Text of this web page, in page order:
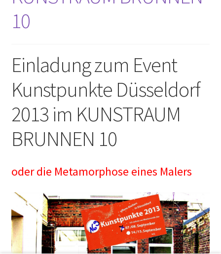
10
Einladung zum Event
Kunstpunkte Düsseldorf
2013 im KUNSTRAUM
BRUNNEN 10
oder die Metamorphose eines Malers